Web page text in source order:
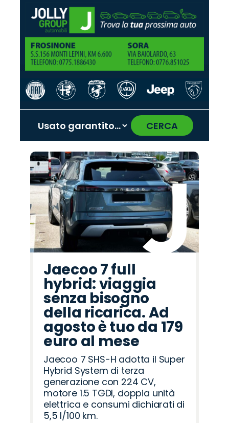
CERCA
Promo
Alfa
Romeo
Promo
Fiat
Promo
Mazda
Promo
Citroën
Promo
Jeep
Promo
Jaecoo
Promo
Land
Rover
Promo
Hyundai
Promo
Lancia
Promo
Seat
Promo
Opel
Promo
Peugeot
Promo
Cupra
Promo
Omoda
Promo
Abarth
‹ ›
Jaecoo 7 full
hybrid: viaggia
senza bisogno
della ricarica. Ad
agosto è tuo da 179
euro al mese
Jaecoo 7 SHS-H adotta il Super
Hybrid System di terza
generazione con 224 CV,
motore 1.5 TGDI, doppia unità
elettrica e consumi dichiarati di
5,5 l/100 km.